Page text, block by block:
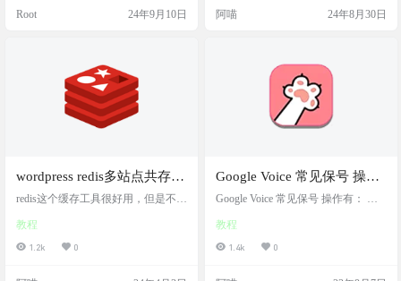
里有教你怎么用 vim 和 emacs 这些强
爱好者，这里也有网络共享、TCP/I
P 基础、…
Root 24年9月10日
让他知道，而是没语料 原文链接：h
望，出于留…
阿喵 24年8月30日
wordpress redis多站点共存，
修改database，区分开redis的
redis这个缓存工具很好用，但是不能
多个站点都装上redis再启用，你会发
现你的站点乱套了，站点A跳到站点
教程
1.2k 0
Google Voice 常见保号 操作
方法
Google Voice 常见保号 操作有： 订
送“JOIN”到“22122”，每月会接收 2
条星巴克广告短信，如果要取消订
教程
1.4k 0